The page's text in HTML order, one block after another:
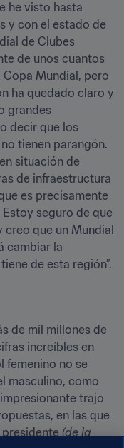
he visto hasta
y con el estado de
de Clubes
de unos cuantos
Mundial, pero
ha quedado claro y
grandes
decir que los
tienen parangón.
situación de
de infraestructura
es precisamente
seguro de que
que un Mundial
cambiar la
de esta región”.
de mil millones de
increíbles en
femenino no se
masculino, como
trajo
en las que
presidente (de la